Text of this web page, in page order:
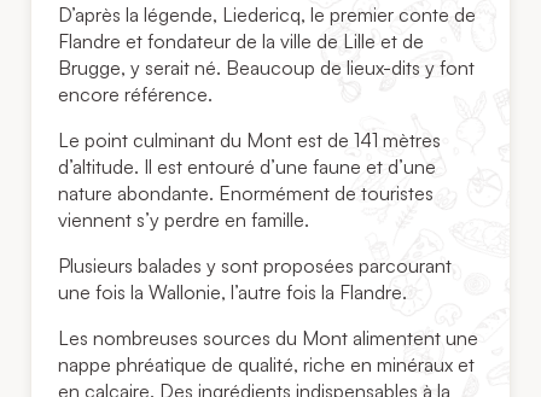
D’après la légende, Liedericq, le premier conte de
Flandre et fondateur de la ville de Lille et de
Brugge, y serait né. Beaucoup de lieux-dits y font
encore référence.
Le point culminant du Mont est de 141 mètres
d’altitude. Il est entouré d’une faune et d’une
nature abondante. Enormément de touristes
viennent s’y perdre en famille.
Plusieurs balades y sont proposées parcourant
une fois la Wallonie, l’autre fois la Flandre.
Les nombreuses sources du Mont alimentent une
nappe phréatique de qualité, riche en minéraux et
en calcaire. Des ingrédients indispensables à la